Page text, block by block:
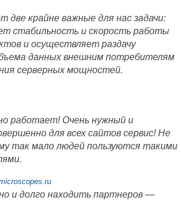
две крайне важные для нас задачи:
стабильность и скорость работы
и осуществляет раздачу
данных внешним потребителям
серверных мощностей.
работает! Очень нужный и
для всех сайтов сервис! Не
так мало людей пользуются такими
и долго находить партнеров —